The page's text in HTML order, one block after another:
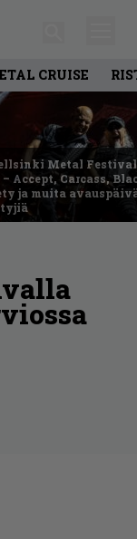
CRUISE
Metal
– Accept, Carcass,
ja muita